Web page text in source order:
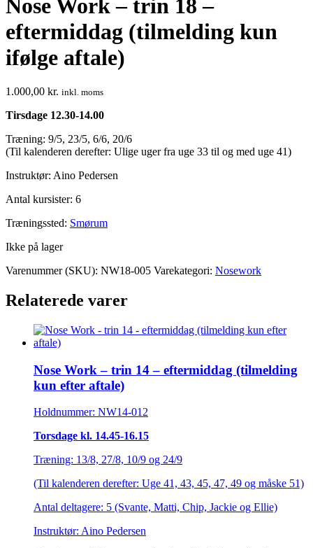
Nose Work – trin 18 –
eftermiddag (tilmelding kun
ifølge aftale)
1.000,00 kr. inkl. moms
Tirsdage 12.30-14.00
Træning: 9/5, 23/5, 6/6, 20/6
(Til kalenderen derefter: Ulige uger fra uge 33 til og med uge 41)
Instruktør: Aino Pedersen
Antal kursister: 6
Træningssted: Smørum
Ikke på lager
Varenummer (SKU): NW18-005 Varekategori: Nosework
Relaterede varer
Nose Work – trin 14 – eftermiddag (tilmelding
kun efter aftale)
Holdnummer: NW14-012
Torsdage kl. 14.45-16.15
Træning: 13/8, 27/8, 10/9 og 24/9
(Til kalenderen derefter: Uge 41, 43, 45, 47, 49 og måske 51)
Antal deltagere: 5 (Svante, Matti, Chip, Jackie og Ellie)
Instruktør: Aino Pedersen